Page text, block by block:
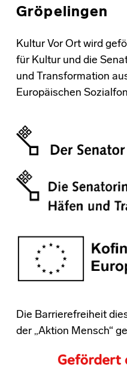
Gröpelingen
Kultur Vor Ort wird
für Kultur und die
und Transformation
Europäischen
Die Barrierefreiheit
der „Aktion Mensch“